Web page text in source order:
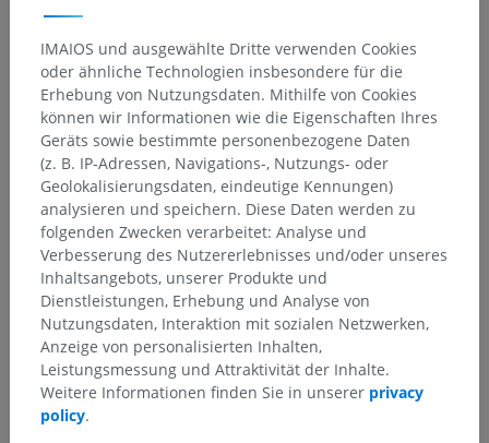
Anatomische Hierarchie
Tieranatomie
Körperteile> Stamm; Rumpf> Becken
Gesäßbacken
Darunterliegende Strukturen:Für dieses anatomische
Teil gibt es keine zugehörigen Strukturen
IMAIOS und ausgewählte Dritte verwenden Cookies
oder ähnliche Technologien insbesondere für die
Erhebung von Nutzungsdaten. Mithilfe von Cookies
können wir Informationen wie die Eigenschaften Ihres
Geräts sowie bestimmte personenbezogene Daten
(z. B. IP-Adressen, Navigations-, Nutzungs- oder
Geolokalisierungsdaten, eindeutige Kennungen)
analysieren und speichern. Diese Daten werden zu
folgenden Zwecken verarbeitet: Analyse und
Verbesserung des Nutzererlebnisses und/oder unseres
Inhaltsangebots, unserer Produkte und
Dienstleistungen, Erhebung und Analyse von
Nutzungsdaten, Interaktion mit sozialen Netzwerken,
Anzeige von personalisierten Inhalten,
Leistungsmessung und Attraktivität der Inhalte.
Weitere Informationen finden Sie in unserer privacy
policy.